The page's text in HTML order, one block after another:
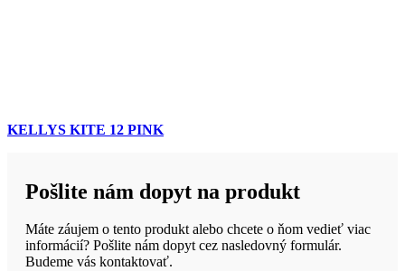
KELLYS KITE 12 PINK
Pošlite nám dopyt na produkt
Máte záujem o tento produkt alebo chcete o ňom vedieť viac
informácií? Pošlite nám dopyt cez nasledovný formulár.
Budeme vás kontaktovať.